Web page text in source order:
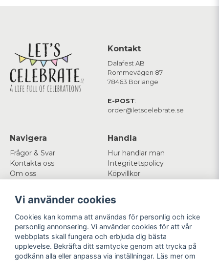
Kontakt
Dalafest AB
Rommevägen 87
78463 Borlänge
E-POST:
order@letscelebrate.se
Navigera
Frågor & Svar
Kontakta oss
Om oss
Handla
Hur handlar man
Integritetspolicy
Köpvillkor
Mitt konto
Logga in
Registrera dig
Glömt lösenord?
Följ oss
Facebook
Instagram
Betala enkelt Vi levererar med
Vi använder cookies
Cookies kan komma att användas för personlig och icke
personlig annonsering. Vi använder cookies för att vår
webbplats skall fungera och erbjuda dig bästa
upplevelse. Bekräfta ditt samtycke genom att trycka på
godkänn alla eller anpassa via inställningar. Läs mer om